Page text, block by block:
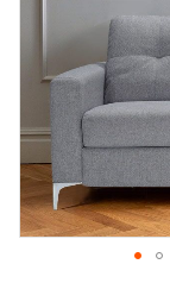
galerii